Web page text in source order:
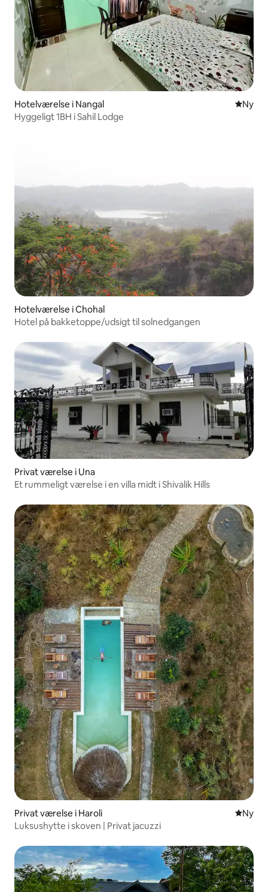
Hotelværelse i Nangal Nyt
Ny
Hyggeligt 1BH i Sahil Lodge
Hotelværelse i Chohal
Hotel på bakketoppe/udsigt til solnedgangen
Privat værelse i Una
Et rummeligt værelse i en villa midt i Shivalik Hills
Privat værelse i Haroli Nyt
Ny
Luksushytte i skoven | Privat jacuzzi